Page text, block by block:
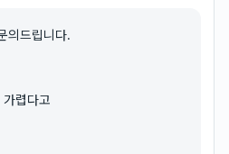
의드립니다.
렵다고